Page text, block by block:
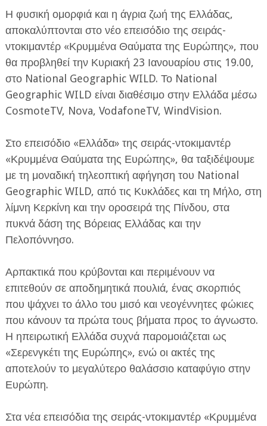
ΤΕΧΝΟΛΟΓΙΑ
ΔΙΕΘΝΗ
ΠΛΗΡΟΦΟΡΙΕΣ
Η φυσική ομορφιά και η άγρια ζωή της Ελλάδας,
αποκαλύπτονται στο νέο επεισόδιο της σειράς-
ντοκιμαντέρ «Κρυμμένα Θαύματα της Ευρώπης», που
θα προβληθεί την Κυριακή 23 Ιανουαρίου στις 19.00,
στο National Geographic WILD. Το National
Geographic WILD είναι διαθέσιμο στην Ελλάδα μέσω
CosmoteTV, Nova, VodafoneTV, WindVision.
Στο επεισόδιο «Ελλάδα» της σειράς-ντοκιμαντέρ
«Κρυμμένα Θαύματα της Ευρώπης», θα ταξιδέψουμε
με τη μοναδική τηλεοπτική αφήγηση του National
Geographic WILD, από τις Κυκλάδες και τη Μήλο, στη
λίμνη Κερκίνη και την οροσειρά της Πίνδου, στα
πυκνά δάση της Βόρειας Ελλάδας και την
Πελοπόννησο.
Αρπακτικά που κρύβονται και περιμένουν να
επιτεθούν σε αποδημητικά πουλιά, ένας σκορπιός
που ψάχνει το άλλο του μισό και νεογέννητες φώκιες
που κάνουν τα πρώτα τους βήματα προς το άγνωστο.
Η ηπειρωτική Ελλάδα συχνά παρομοιάζεται ως
«Σερενγκέτι της Ευρώπης», ενώ οι ακτές της
αποτελούν το μεγαλύτερο θαλάσσιο καταφύγιο στην
Ευρώπη.
Στα νέα επεισόδια της σειράς-ντοκιμαντέρ «Κρυμμένα